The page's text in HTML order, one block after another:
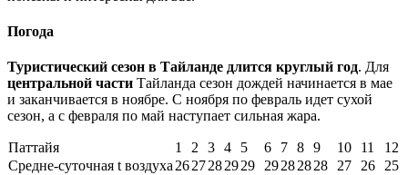
Погода
Туристический сезон в Тайланде длится круглый год. Для
центральной части Тайланда сезон дождей начинается в мае
и заканчивается в ноябре. С ноября по февраль идет сухой
сезон, а с февраля по май наступает сильная жара.
Паттайя 1 2 3 4 5 6 7 8 9 10 11
12
Средне-суточная t воздуха2627282929 29282828 27 26 25